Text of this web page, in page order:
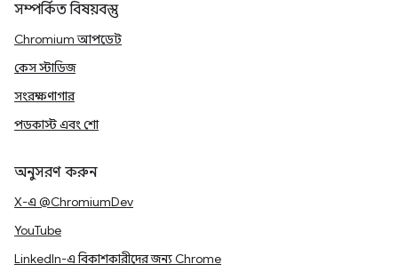
সম্পর্কিত বিষয়বস্তু
Chromium আপডেট
কেস স্টাডিজ
সংরক্ষণাগার
পডকাস্ট এবং শো
অনুসরণ করুন
X-এ @ChromiumDev
YouTube
LinkedIn-এ বিকাশকারীদের জন্য Chrome